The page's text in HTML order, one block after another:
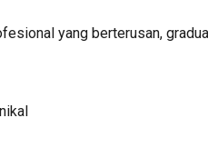
yang berterusan,